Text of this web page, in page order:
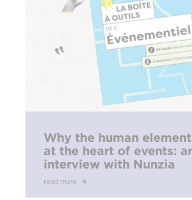
Why the human
at the heart of events:
interview with Nunzia
Passacantando
read more